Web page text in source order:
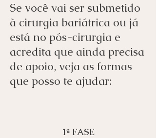
Se você vai ser submetido
à cirurgia bariátrica ou já
está no pós-cirurgia e
acredita que ainda precisa
de apoio, veja as formas
que posso te ajudar:
1ª FASE